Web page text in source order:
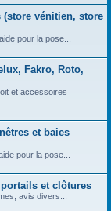
vénitien, store
pour la pose...
Fakro, Roto,
et accessoires
et baies
pour la pose...
et clôtures
avis divers...